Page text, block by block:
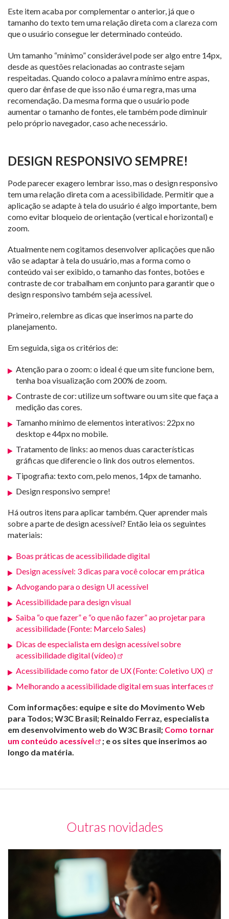
Este item acaba por complementar o anterior, já que o
tamanho do texto tem uma relação direta com a clareza com
que o usuário consegue ler determinado conteúdo.
Um tamanho “mínimo” considerável pode ser algo entre 14px,
desde as questões relacionadas ao contraste sejam
respeitadas. Quando coloco a palavra mínimo entre aspas,
quero dar ênfase de que isso não é uma regra, mas uma
recomendação. Da mesma forma que o usuário pode
aumentar o tamanho de fontes, ele também pode diminuir
pelo próprio navegador, caso ache necessário.
DESIGN RESPONSIVO SEMPRE!
Pode parecer exagero lembrar isso, mas o design responsivo
tem uma relação direta com a acessibilidade. Permitir que a
aplicação se adapte à tela do usuário é algo importante, bem
como evitar bloqueio de orientação (vertical e horizontal) e
zoom.
Atualmente nem cogitamos desenvolver aplicações que não
vão se adaptar à tela do usuário, mas a forma como o
conteúdo vai ser exibido, o tamanho das fontes, botões e
contraste de cor trabalham em conjunto para garantir que o
design responsivo também seja acessível.
Primeiro, relembre as dicas que inserimos na parte do
planejamento.
Em seguida, siga os critérios de:
Atenção para o zoom: o ideal é que um site funcione bem,
tenha boa visualização com 200% de zoom.
Contraste de cor: utilize um software ou um site que faça a
medição das cores.
Tamanho mínimo de elementos interativos: 22px no
desktop e 44px no mobile.
Tratamento de links: ao menos duas características
gráficas que diferencie o link dos outros elementos.
Tipografia: texto com, pelo menos, 14px de tamanho.
Design responsivo sempre!
Há outros itens para aplicar também. Quer aprender mais
sobre a parte de design acessível? Então leia os seguintes
materiais:
Boas práticas de acessibilidade digital
Design acessível: 3 dicas para você colocar em prática
Advogando para o design UI acessível
Acessibilidade para design visual
Saiba “o que fazer” e “o que não fazer” ao projetar para
acessibilidade (Fonte: Marcelo Sales)
Dicas de especialista em design acessível sobre
acessibilidade digital (vídeo)
Acessibilidade como fator de UX (Fonte: Coletivo UX)
Melhorando a acessibilidade digital em suas interfaces
Com informações: equipe e site do Movimento Web
para Todos; W3C Brasil; Reinaldo Ferraz, especialista
em desenvolvimento web do W3C Brasil; Como tornar
um conteúdo acessível
; e os sites que inserimos ao
longo da matéria.
Outras novidades